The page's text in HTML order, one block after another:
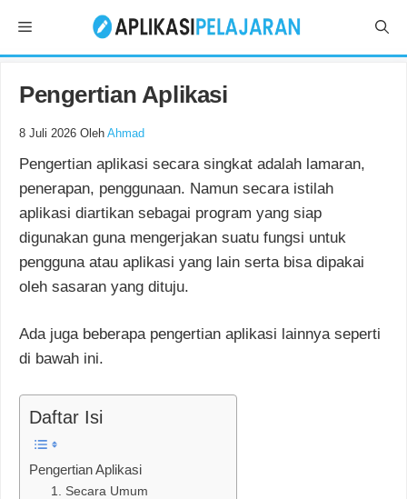
isi
Menu
Pengertian Aplikasi
8 Juli 2026 Oleh Ahmad
Pengertian aplikasi secara singkat adalah lamaran,
penerapan, penggunaan. Namun secara istilah
aplikasi diartikan sebagai program yang siap
digunakan guna mengerjakan suatu fungsi untuk
pengguna atau aplikasi yang lain serta bisa dipakai
oleh sasaran yang dituju.
Ada juga beberapa pengertian aplikasi lainnya seperti
di bawah ini.
Daftar Isi
Pengertian Aplikasi
1. Secara Umum